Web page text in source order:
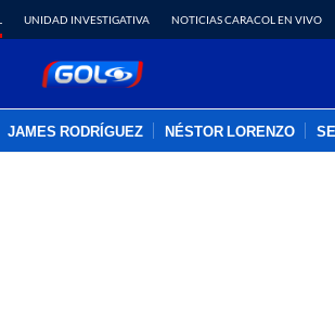
UNIDAD INVESTIGATIVA NOTICIAS CARACOL EN VIVO
JAMES RODRÍGUEZ NÉSTOR LORENZO